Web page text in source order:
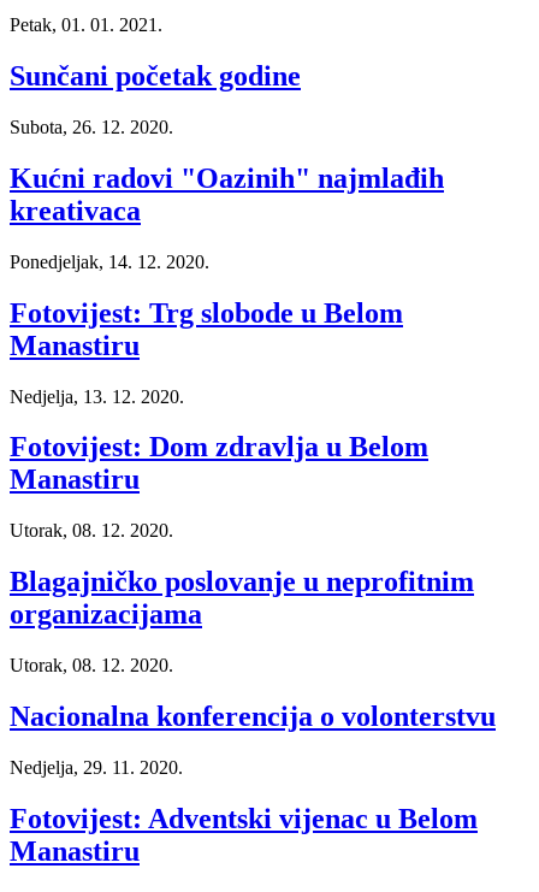
Petak, 01. 01. 2021.
Sunčani početak godine
Subota, 26. 12. 2020.
Kućni radovi "Oazinih" najmlađih
kreativaca
Ponedjeljak, 14. 12. 2020.
Fotovijest: Trg slobode u Belom
Manastiru
Nedjelja, 13. 12. 2020.
Fotovijest: Dom zdravlja u Belom
Manastiru
Utorak, 08. 12. 2020.
Blagajničko poslovanje u neprofitnim
organizacijama
Utorak, 08. 12. 2020.
Nacionalna konferencija o volonterstvu
Nedjelja, 29. 11. 2020.
Fotovijest: Adventski vijenac u Belom
Manastiru